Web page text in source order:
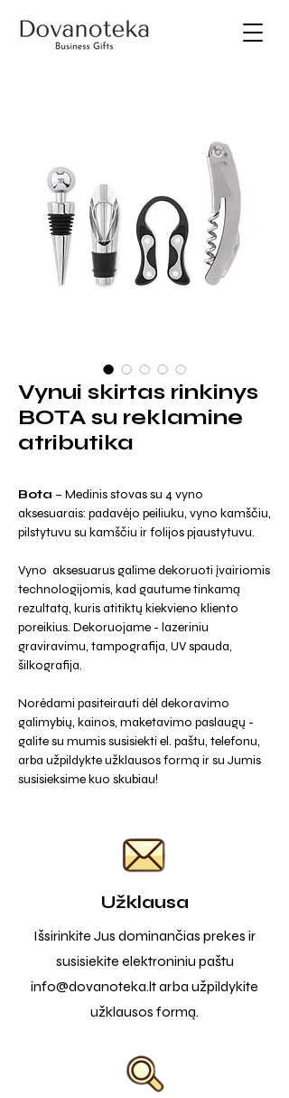
Vynui skirtas rinkinys
BOTA su reklamine
atributika
Bota – Medinis stovas su 4 vyno
aksesuarais: padavėjo peiliuku, vyno kamščiu,
pilstytuvu su kamščiu ir folijos pjaustytuvu.
Vyno aksesuarus galime dekoruoti įvairiomis
technologijomis, kad gautume tinkamą
rezultatą, kuris atitiktų kiekvieno kliento
poreikius. Dekoruojame - lazeriniu
graviravimu, tampografija, UV spauda,
šilkografija.
Norėdami pasiteirauti dėl dekoravimo
galimybių, kainos, maketavimo paslaugų -
galite su mumis susisiekti el. paštu, telefonu,
arba užpildykte užklausos formą ir su Jumis
susisieksime kuo skubiau!
Užklausa
Išsirinkite Jus dominančias prekes ir
susisiekite elektroniniu paštu
info@dovanoteka.ltarba užpildykite
užklausos formą.